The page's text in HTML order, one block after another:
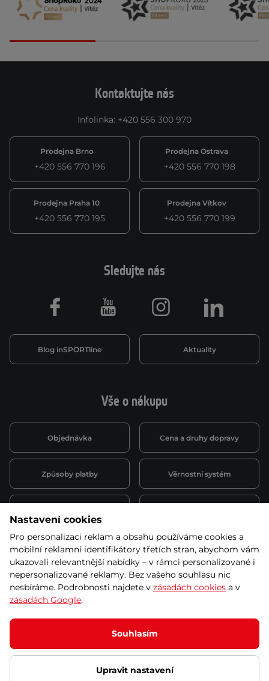
Kontaktujte nás
Infolinka: +420 556 300 970
Prodejna Brno
+420 556 770 196
Prodejna Ostrava
+420 556 770 198
Prodejna Praha 10
+420 556 770 195
Prodejna Vítkov
+420 556 770 199
Vše o nákupu
Objednávka Cena a druhy dopravy
Způsoby platby Věrnostní systém
Půjčovna
obchodní podmínky
Kariéra
Sledujte nás
Blog inSPORTline Aktuality
Facebook Youtube Instagram LinkedIn
© 2026 SEVEN SPORT s.r.o Všechna práva vyhrazena
Podle zákona o evidenci tržeb je prodávající povinen vystavit
kupujícímu účtenku.
Zároveň je povinen zaevidovat přijatou tržbu u správce daně online; v
případě technického výpadku pak nejpozději do 48 hodin.
Ochrana osobních údajů Nastavení cookies Vnitřní oznamovací
Nastavení cookies
Pro personalizaci reklam a obsahu používáme cookies a
mobilní reklamní identifikátory třetích stran, abychom vám
ukazovali relevantnější nabídky – v rámci personalizované i
nepersonalizované reklamy. Bez vašeho souhlasu nic
nesbíráme. Podrobnosti najdete v zásadách cookies a v
zásadách Google.
Souhlasím
Upravit nastavení